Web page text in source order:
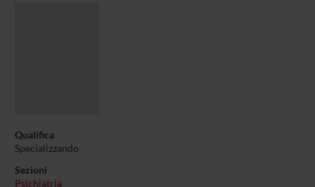
Qualifica
Specializzando
Sezioni
Psichiatria